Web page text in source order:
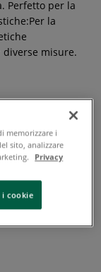
Perfetto per la
la
misure.
da€ 17,85
inclusa. Più eventuali
spese di spedizione
memorizzare i
sito, analizzare
Privacy
cookie